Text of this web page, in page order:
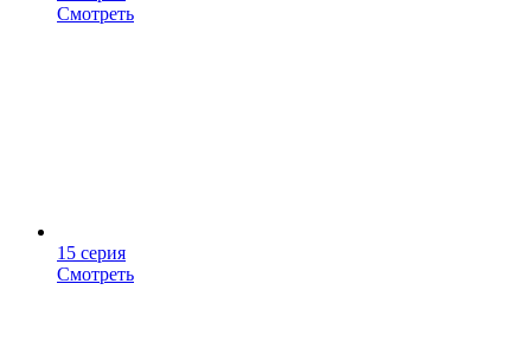
Смотреть
15 серия
Смотреть